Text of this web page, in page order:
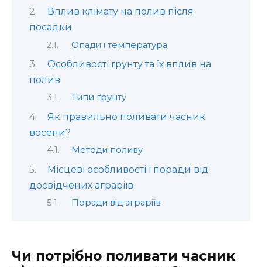
Вплив клімату на полив після
посадки
Опади і температура
Особливості ґрунту та їх вплив на
полив
Типи ґрунту
Як правильно поливати часник
восени?
Методи поливу
Місцеві особливості і поради від
досвідчених аграріїв
Поради від аграріїв
Чи потрібно поливати часник